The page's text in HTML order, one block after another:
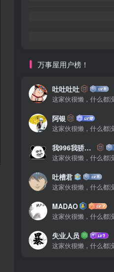
万事屋用户榜！
吐吐吐吐
阿银
我996我骄傲了么
吐槽君
MADAO
失业人员